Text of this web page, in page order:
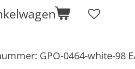
GPO-0464-white-98